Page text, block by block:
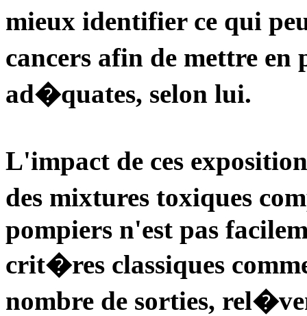
mieux identifier ce qui
cancers afin de mettre en
ad�quates, selon lui.
L'impact de ces
des mixtures toxiques
pompiers n'est pas
crit�res classiques
nombre de sorties,